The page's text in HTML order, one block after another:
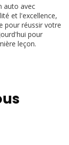
auto avec
et l'excellence,
pour réussir votre
pour
leçon.